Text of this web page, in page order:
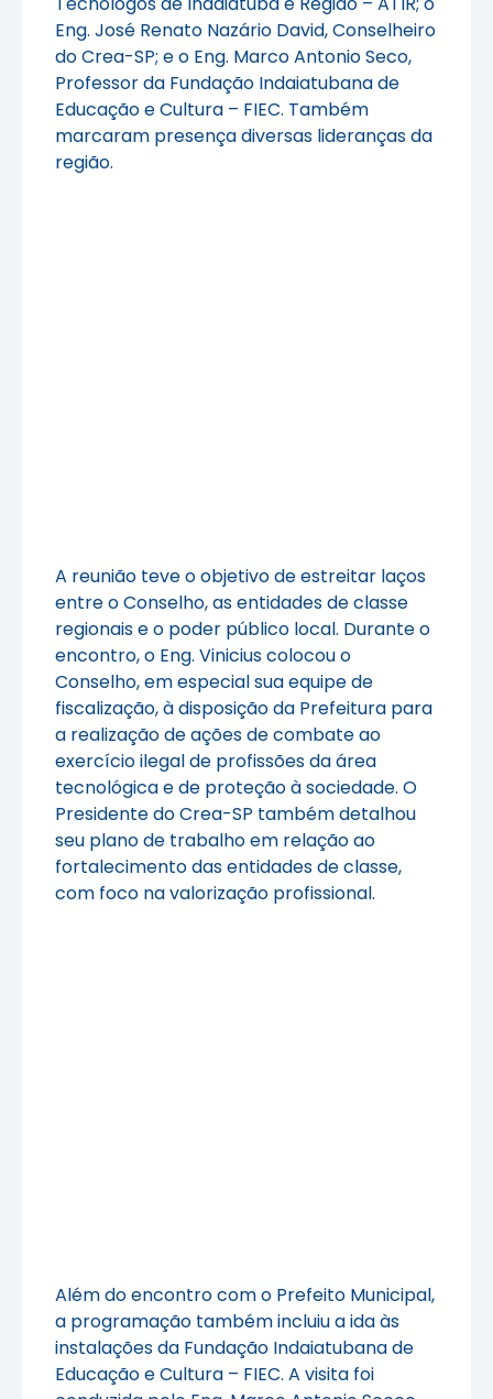
Eng. José Renato Nazário David, Conselheiro
do Crea-SP; e o Eng. Marco Antonio Seco,
Professor da Fundação Indaiatubana de
Educação e Cultura – FIEC. Também
marcaram presença diversas lideranças da
região.
A reunião teve o objetivo de estreitar laços
entre o Conselho, as entidades de classe
regionais e o poder público local. Durante o
encontro, o Eng. Vinicius colocou o
Conselho, em especial sua equipe de
fiscalização, à disposição da Prefeitura para
a realização de ações de combate ao
exercício ilegal de profissões da área
tecnológica e de proteção à sociedade. O
Presidente do Crea-SP também detalhou
seu plano de trabalho em relação ao
fortalecimento das entidades de classe,
com foco na valorização profissional.
Além do encontro com o Prefeito Municipal,
a programação também incluiu a ida às
instalações da Fundação Indaiatubana de
Educação e Cultura – FIEC. A visita foi